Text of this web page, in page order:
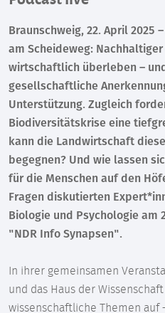
Braunschweig, 22. April 2025
am Scheideweg:
wirtschaftlich überleben –
gesellschaftliche
Unterstützung. Zugleich
Biodiversitätskrise eine
kann die Landwirtschaft
begegnen? Und wie lassen
für die Menschen auf den
Fragen diskutierten
Biologie und Psychologie am
"NDR Info Synapsen".
In ihrer gemeinsamen
und das Haus der
wissenschaftliche Themen auf